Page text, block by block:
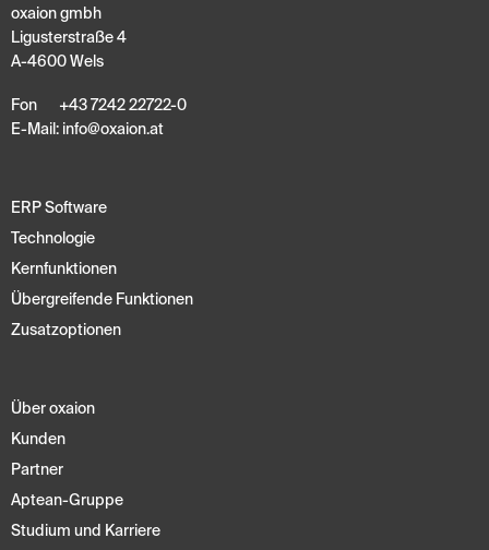
ERP Software
Technologie
Kernfunktionen
Übergreifende Funktionen
Zusatzoptionen
Über oxaion
Kunden
Partner
Aptean-Gruppe
Studium und Karriere
oxaion gmbh
Ligusterstraße 4
A-4600 Wels
Fon
+43 7242 22722-0
E-Mail: info@oxaion.at